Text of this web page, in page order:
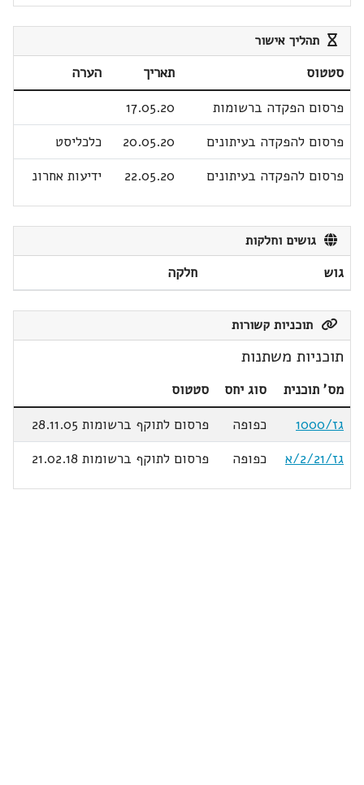
תהליך אישור
סטטוס תאריך
הערה
פרסום הפקדה ברשומות
17.05.20
פרסום להפקדה בעיתונים
20.05.20
כלכליסט
פרסום להפקדה בעיתונים
22.05.20 ידיעות אחרונ
גושים וחלקות
גוש חלקה
תוכניות קשורות
תוכניות משתנות
מס' תוכנית סוג יחס
סטטוס
גז/1000
כפופה
פרסום לתוקף ברשומות 28.11.05
גז/2/21/א
כפופה פרסום לתוקף ברשומות 21.02.18